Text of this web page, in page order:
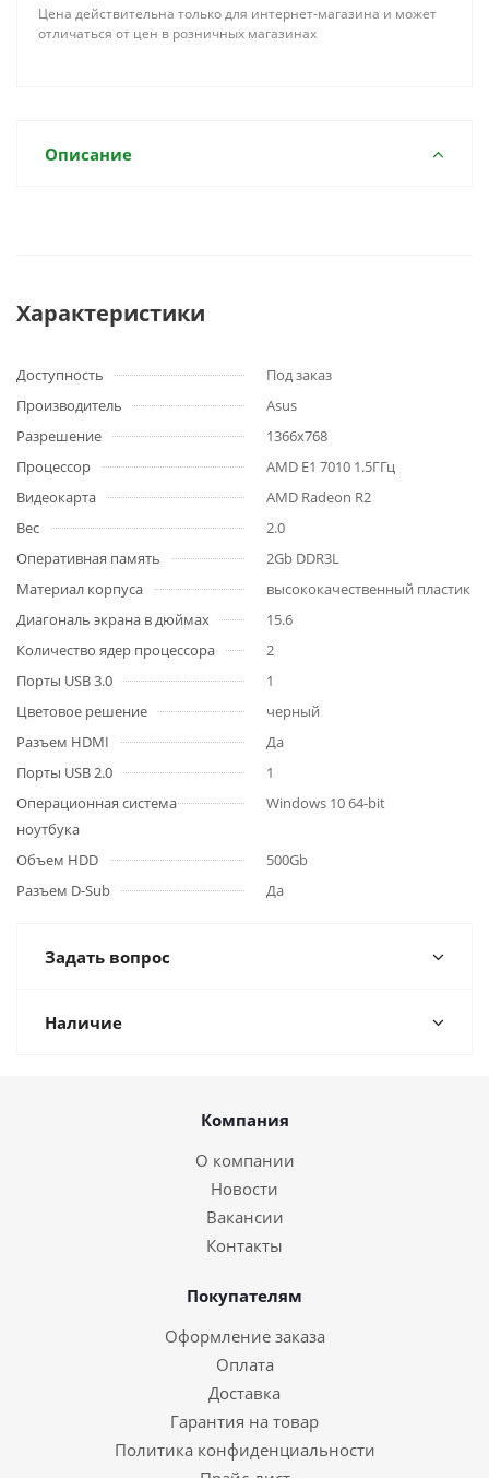
Цена действительна только для интернет-магазина и может
отличаться от цен в розничных магазинах
Описание
Характеристики
Доступность
Под заказ
Производитель
Asus
Разрешение
1366x768
Процессор
AMD E1 7010 1.5ГГц
Видеокарта
AMD Radeon R2
Вес
2.0
Оперативная память
2Gb DDR3L
Материал корпуса
высококачественный пластик
Диагональ экрана в дюймах
15.6
Количество ядер процессора
2
Порты USB 3.0
1
Цветовое решение
черный
Разъем HDMI
Да
Порты USB 2.0
1
Операционная система
ноутбука
Windows 10 64-bit
Объем HDD
500Gb
Разъем D-Sub
Да
Задать вопрос
Наличие
Компания
О компании
Новости
Вакансии
Контакты
Покупателям
Оформление заказа
Оплата
Доставка
Гарантия на товар
Политика конфиденциальности